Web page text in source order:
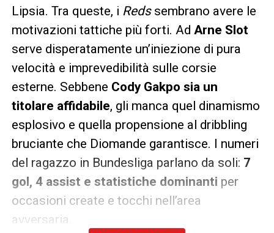
Lipsia. Tra queste, i Reds sembrano avere le
motivazioni tattiche più forti. Ad Arne Slot
serve disperatamente un’iniezione di pura
velocità e imprevedibilità sulle corsie
esterne. Sebbene Cody Gakpo sia un
titolare affidabile, gli manca quel dinamismo
esplosivo e quella propensione al dribbling
bruciante che Diomande garantisce. I numeri
del ragazzo in Bundesliga parlano da soli: 7
gol, 4 assist e statistiche dominanti per
occasioni create e tocchi nell’area
avversaria.